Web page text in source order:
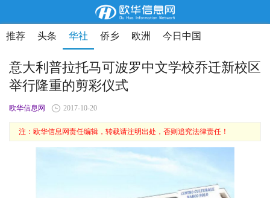
推荐 头条 华社 侨乡 欧洲 今日中国
意大利普拉托马可波罗中文学校乔迁新校区
举行隆重的剪彩仪式
欧华信息网 2017-10-20
注：欧华信息网责任编辑，转载请注明出处，否则追究法律责任！